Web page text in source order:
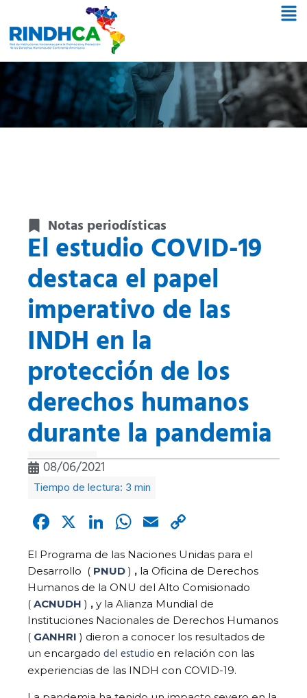
Notas periodísticas
El estudio COVID-19
destaca el papel
imperativo de las
INDH en la
protección de los
derechos humanos
durante la pandemia
08/06/2021
Facebook
X LinkedIn
WhatsApp
Email
Link
El Programa de las Naciones Unidas para el
Desarrollo ( PNUD ) , la Oficina de Derechos
Humanos de la ONU del Alto Comisionado
( ACNUDH ) , y la Alianza Mundial de
Instituciones Nacionales de Derechos Humanos
( GANHRI ) dieron a conocer los resultados de
un encargado del estudio en relación con las
experiencias de las INDH con COVID-19.